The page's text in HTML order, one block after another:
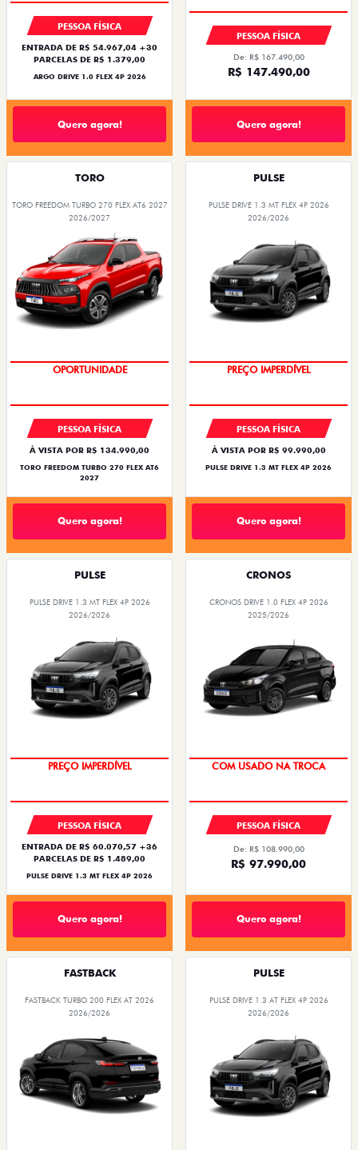
PESSOA FÍSICA
ENTRADA DE R$ 54.967,04 +30
PARCELAS DE R$ 1.379,00
ARGO DRIVE 1.0 FLEX 4P 2026
Quero agora!
PESSOA FÍSICA
De: R$ 167.490,00
R$ 147.490,00
Quero agora!
TORO
TORO FREEDOM TURBO 270 FLEX AT6 2027
2026/2027
OPORTUNIDADE
PESSOA FÍSICA
À VISTA POR R$ 134.990,00
TORO FREEDOM TURBO 270 FLEX AT6
2027
Quero agora!
PULSE
PULSE DRIVE 1.3 MT FLEX 4P 2026
2026/2026
PREÇO IMPERDÍVEL
PESSOA FÍSICA
À VISTA POR R$ 99.990,00
PULSE DRIVE 1.3 MT FLEX 4P 2026
Quero agora!
PULSE
PULSE DRIVE 1.3 MT FLEX 4P 2026
2026/2026
PREÇO IMPERDÍVEL
PESSOA FÍSICA
ENTRADA DE R$ 60.070,57 +36
PARCELAS DE R$ 1.489,00
PULSE DRIVE 1.3 MT FLEX 4P 2026
Quero agora!
CRONOS
CRONOS DRIVE 1.0 FLEX 4P 2026
2025/2026
COM USADO NA TROCA
PESSOA FÍSICA
De: R$ 108.990,00
R$ 97.990,00
Quero agora!
FASTBACK
FASTBACK TURBO 200 FLEX AT 2026
2026/2026
PULSE
PULSE DRIVE 1.3 AT FLEX 4P 2026
2026/2026